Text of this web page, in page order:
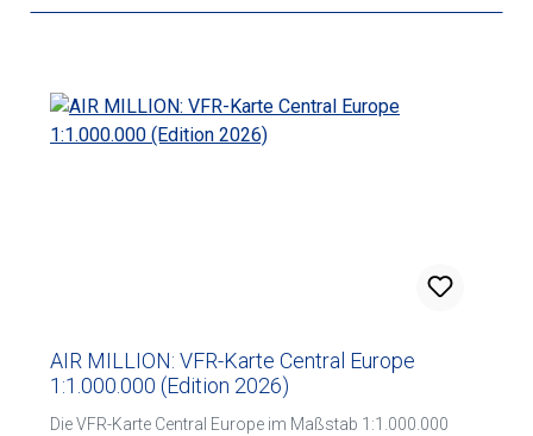
AIR MILLION: VFR-Karte Central Europe
1:1.000.000 (Edition 2026)
Die VFR-Karte Central Europe im Maßstab 1:1.000.000